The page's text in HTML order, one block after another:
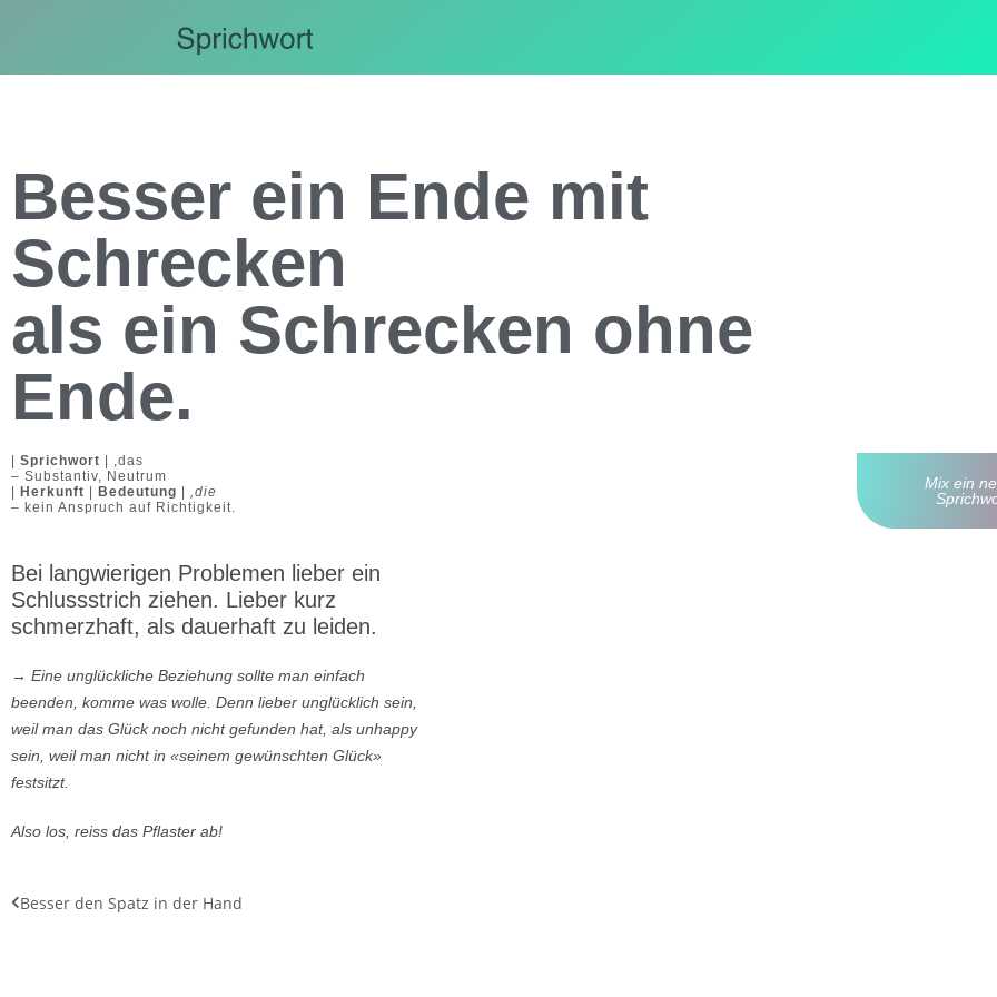
Besser ein Ende mit
Schrecken
als ein Schrecken ohne
Ende.
Sprichwort | ,das
– Substantiv, Neutrum
Herkunft Bedeutung
,die
– kein Anspruch auf Richtigkeit.
Mix ein
Bei langwierigen Problemen lieber ein
Schlussstrich ziehen. Lieber kurz
schmerzhaft, als dauerhaft zu leiden.
→ Eine unglückliche Beziehung sollte man einfach
beenden, komme was wolle. Denn lieber unglücklich sein,
weil man das Glück noch nicht gefunden hat, als unhappy
sein, weil man nicht in «seinem gewünschten Glück»
festsitzt.
Also los, reiss das Pflaster ab!
Besser den Spatz in der Hand